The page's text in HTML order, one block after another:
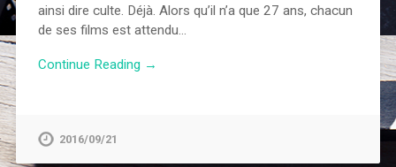
ainsi dire culte. Déjà. Alors qu’il n’a que 27 ans, chacun
de ses films est attendu…
Continue Reading →
2016/09/21